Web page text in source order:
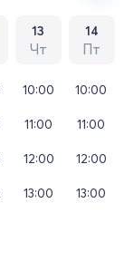
13
Чт
14
Пт
10:00
11:00
12:00
13:00
10:00
11:00
12:00
13:00